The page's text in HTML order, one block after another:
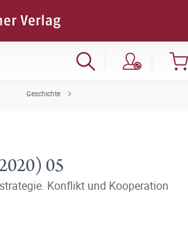
Geschichte
05
Konflikt und Kooperation